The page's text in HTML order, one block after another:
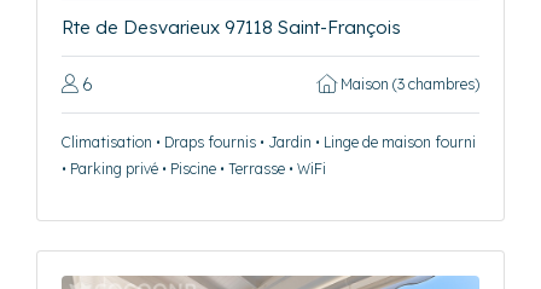
Rte de Desvarieux 97118 Saint-François
6 Maison (3 chambres)
Climatisation • Draps fournis • Jardin • Linge de maison fourni
• Parking privé • Piscine • Terrasse • WiFi